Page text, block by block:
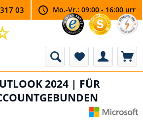
03 Mo.-Vr.: 09:00 - 16:00 urr
2024 | FÜR